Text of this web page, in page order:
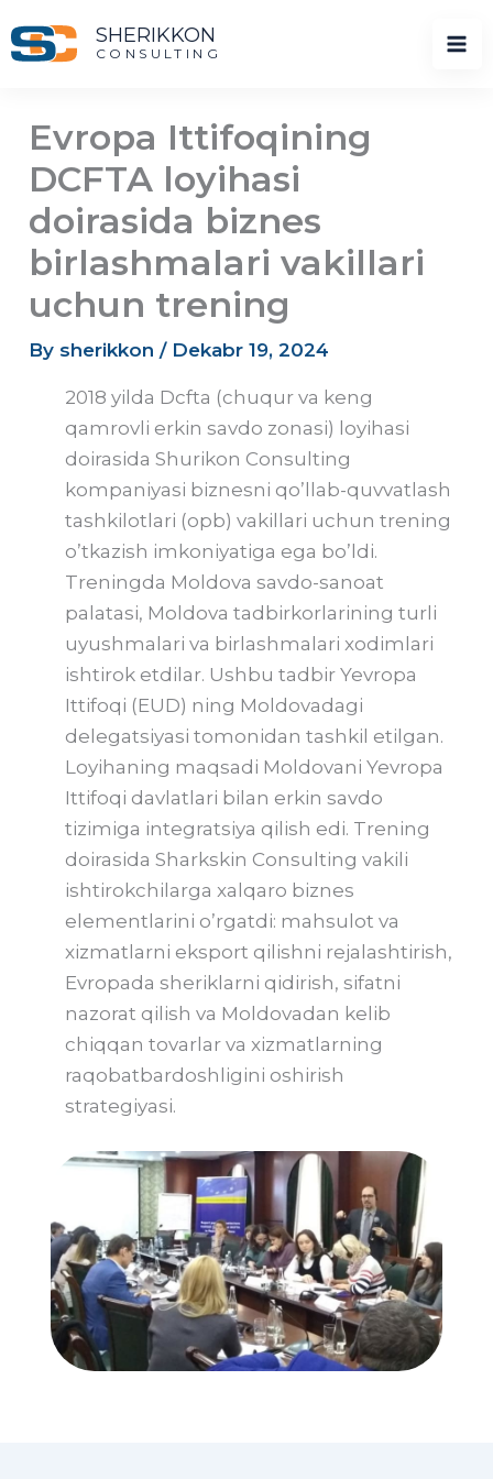
to
SHERIKKON
CONSULTING
Evropa Ittifoqining
DCFTA loyihasi
doirasida biznes
birlashmalari vakillari
uchun trening
By sherikkon/ Dekabr 19, 2024
2018 yilda Dcfta (chuqur va keng
qamrovli erkin savdo zonasi) loyihasi
doirasida Shurikon Consulting
kompaniyasi biznesni qo’llab-quvvatlash
tashkilotlari (opb) vakillari uchun trening
o’tkazish imkoniyatiga ega bo’ldi.
Treningda Moldova savdo-sanoat
palatasi, Moldova tadbirkorlarining turli
uyushmalari va birlashmalari xodimlari
ishtirok etdilar. Ushbu tadbir Yevropa
Ittifoqi (EUD) ning Moldovadagi
delegatsiyasi tomonidan tashkil etilgan.
Loyihaning maqsadi Moldovani Yevropa
Ittifoqi davlatlari bilan erkin savdo
tizimiga integratsiya qilish edi. Trening
doirasida Sharkskin Consulting vakili
ishtirokchilarga xalqaro biznes
elementlarini o’rgatdi: mahsulot va
xizmatlarni eksport qilishni rejalashtirish,
Evropada sheriklarni qidirish, sifatni
nazorat qilish va Moldovadan kelib
chiqqan tovarlar va xizmatlarning
raqobatbardoshligini oshirish
strategiyasi.